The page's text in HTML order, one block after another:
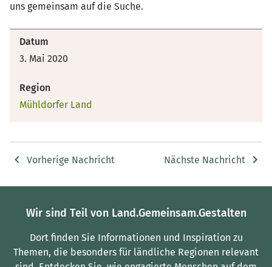
uns gemeinsam auf die Suche.
Datum
3. Mai 2020
Region
Mühldorfer Land
Vorherige Nachricht Nächste Nachricht
Wir sind Teil von Land.Gemeinsam.Gestalten
Dort finden Sie Informationen und Inspiration zu
Themen, die besonders für ländliche Regionen relevant